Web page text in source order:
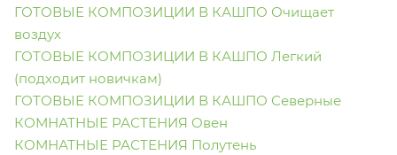
ГОТОВЫЕ КОМПОЗИЦИИ В КАШПО Очищает
воздух
ГОТОВЫЕ КОМПОЗИЦИИ В КАШПО Легкий
(подходит новичкам)
ГОТОВЫЕ КОМПОЗИЦИИ В КАШПО Северные
КОМНАТНЫЕ РАСТЕНИЯ Овен
КОМНАТНЫЕ РАСТЕНИЯ Полутень